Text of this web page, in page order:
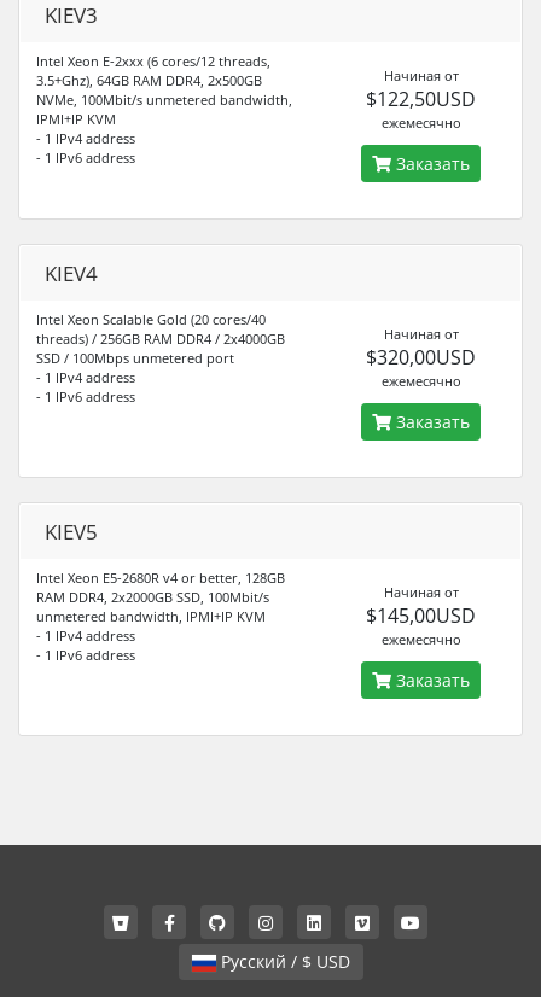
KIEV3
Intel Xeon E-2xxx (6 cores/12 threads,
3.5+Ghz), 64GB RAM DDR4, 2x500GB
NVMe, 100Mbit/s unmetered bandwidth,
IPMI+IP KVM
- 1 IPv4 address
- 1 IPv6 address
Начиная от
$122,50USD
ежемесячно
Заказать
KIEV4
Intel Xeon Scalable Gold (20 cores/40
threads) / 256GB RAM DDR4 / 2x4000GB
SSD / 100Mbps unmetered port
- 1 IPv4 address
- 1 IPv6 address
Начиная от
$320,00USD
ежемесячно
Заказать
KIEV5
Intel Xeon E5-2680R v4 or better, 128GB
RAM DDR4, 2x2000GB SSD, 100Mbit/s
unmetered bandwidth, IPMI+IP KVM
- 1 IPv4 address
- 1 IPv6 address
Начиная от
$145,00USD
ежемесячно
Заказать
Русский / $ USD